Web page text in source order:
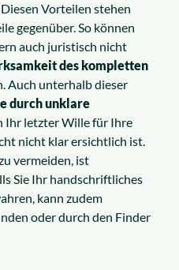
Vorteilen stehen
gegenüber. So können
auch juristisch nicht
des kompletten
Auch unterhalb dieser
durch unklare
Ihr letzter Wille für Ihre
nicht klar ersichtlich ist.
vermeiden, ist
Sie Ihr handschriftliches
kann zudem
oder durch den Finder